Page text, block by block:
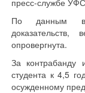
пресс-службе
По данным
опровергнута.
За контрабанду
студента к 4,5
осужденному